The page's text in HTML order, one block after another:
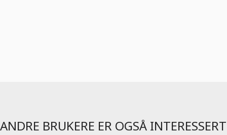
ANDRE BRUKERE ER OGSÅ INTERESSERT